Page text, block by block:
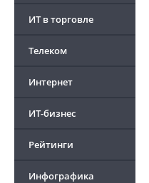
ИТ в торговле
Телеком
Интернет
ИТ-бизнес
Рейтинги
Инфографика